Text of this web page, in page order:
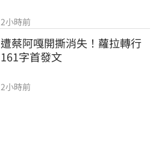
2小時前
遭蔡阿嘎開撕消失！蘿拉轉行
161字首發文
2小時前